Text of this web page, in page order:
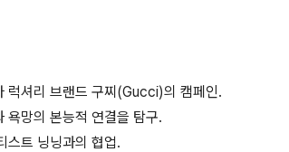
럭셔리 브랜드 구찌(Gucci)의 캠페인.
욕망의 본능적 연결을 탐구.
스트 닝닝과의 협업.